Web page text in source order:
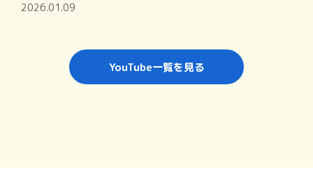
YouTube一覧を見る
2026.01.09